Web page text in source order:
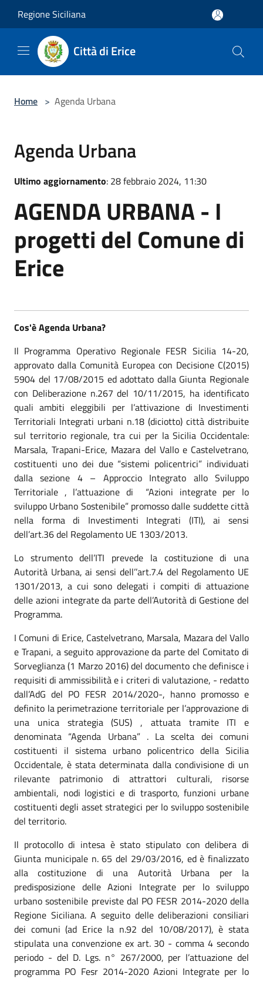
Regione Siciliana
Città di Erice
Home > Agenda Urbana
Agenda Urbana
Ultimo aggiornamento: 28 febbraio 2024, 11:30
AGENDA URBANA - I
progetti del Comune di
Erice
Cos'è Agenda Urbana?
Il Programma Operativo Regionale FESR Sicilia 14-20,
approvato dalla Comunità Europea con Decisione C(2015)
5904 del 17/08/2015 ed adottato dalla Giunta Regionale
con Deliberazione n.267 del 10/11/2015, ha identificato
quali ambiti eleggibili per l’attivazione di Investimenti
Territoriali Integrati urbani n.18 (diciotto) città distribuite
sul territorio regionale, tra cui per la Sicilia Occidentale:
Marsala, Trapani-Erice, Mazara del Vallo e Castelvetrano,
costituenti uno dei due “sistemi policentrici” individuati
dalla sezione 4 – Approccio Integrato allo Sviluppo
Territoriale , l’attuazione di “Azioni integrate per lo
sviluppo Urbano Sostenibile” promosso dalle suddette città
nella forma di Investimenti Integrati (ITI), ai sensi
dell’art.36 del Regolamento UE 1303/2013.
Lo strumento dell’ITI prevede la costituzione di una
Autorità Urbana, ai sensi dell’’art.7.4 del Regolamento UE
1301/2013, a cui sono delegati i compiti di attuazione
delle azioni integrate da parte dell’Autorità di Gestione del
Programma.
I Comuni di Erice, Castelvetrano, Marsala, Mazara del Vallo
e Trapani, a seguito approvazione da parte del Comitato di
Sorveglianza (1 Marzo 2016) del documento che definisce i
requisiti di ammissibilità e i criteri di valutazione, - redatto
dall’AdG del PO FESR 2014/2020-, hanno promosso e
definito la perimetrazione territoriale per l’approvazione di
una unica strategia (SUS) , attuata tramite ITI e
denominata “Agenda Urbana” . La scelta dei comuni
costituenti il sistema urbano policentrico della Sicilia
Occidentale, è stata determinata dalla condivisione di un
rilevante patrimonio di attrattori culturali, risorse
ambientali, nodi logistici e di trasporto, funzioni urbane
costituenti degli asset strategici per lo sviluppo sostenibile
del territorio.
Il protocollo di intesa è stato stipulato con delibera di
Giunta municipale n. 65 del 29/03/2016, ed è finalizzato
alla costituzione di una Autorità Urbana per la
predisposizione delle Azioni Integrate per lo sviluppo
urbano sostenibile previste dal PO FESR 2014-2020 della
Regione Siciliana. A seguito delle deliberazioni consiliari
dei comuni (ad Erice la n.92 del 10/08/2017), è stata
stipulata una convenzione ex art. 30 - comma 4 secondo
periodo - del D. Lgs. n° 267/2000, per l’attuazione del
programma PO Fesr 2014-2020 Azioni Integrate per lo